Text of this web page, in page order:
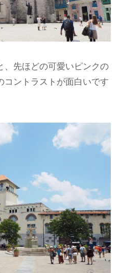
、先ほどの可愛いピンクの
コントラストが面白いです